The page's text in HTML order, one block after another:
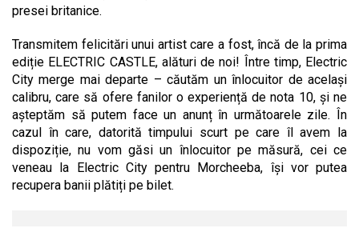
presei britanice.
Transmitem felicitări unui artist care a fost, încă de la prima
ediție ELECTRIC CASTLE, alături de noi! Între timp, Electric
City merge mai departe – căutăm un înlocuitor de același
calibru, care să ofere fanilor o experiență de nota 10, și ne
așteptăm să putem face un anunț în următoarele zile. În
cazul în care, datorită timpului scurt pe care îl avem la
dispoziție, nu vom găsi un înlocuitor pe măsură, cei ce
veneau la Electric City pentru Morcheeba, își vor putea
recupera banii plătiți pe bilet.